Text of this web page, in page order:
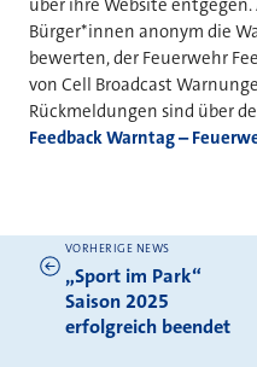
Bürger*innen anonym die
bewerten, der Feuerwehr
von Cell Broadcast
Rückmeldungen sind über
Feedback Warntag –
Weitere News
VORHERIGE NEWS
„Sport im Park“
Saison 2025
erfolgreich beendet